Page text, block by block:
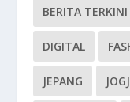
BERITA TERKINI
DIGITAL
JEPANG